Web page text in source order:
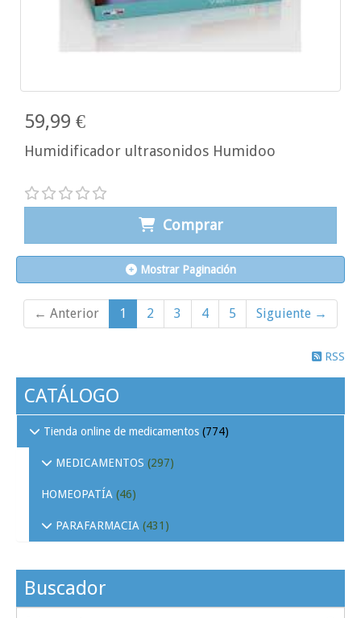
59,99 €
Humidificador ultrasonidos Humidoo
Comprar
Mostrar Paginación
← Anterior 1 2 3 4 5 Siguiente →
RSS
CATÁLOGO
Tienda online de medicamentos (774)
MEDICAMENTOS (297)
HOMEOPATÍA (46)
PARAFARMACIA (431)
Buscador